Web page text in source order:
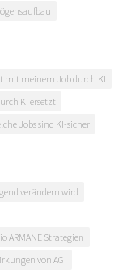
mit meinem Job durch KI
KI ersetzt
Jobs sind KI-sicher
verändern wird
ARMANE Strategien
von AGI